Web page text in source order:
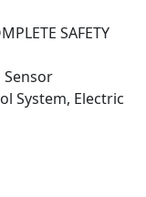
SAFETY
Sensor
System, Electric